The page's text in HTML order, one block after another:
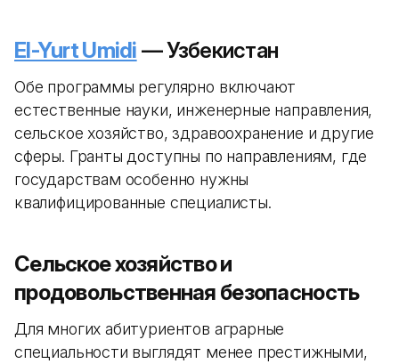
El-Yurt Umidi — Узбекистан
Обе программы регулярно включают
естественные науки, инженерные направления,
сельское хозяйство, здравоохранение и другие
сферы. Гранты доступны по направлениям, где
государствам особенно нужны
квалифицированные специалисты.
Сельское хозяйство и
продовольственная безопасность
Для многих абитуриентов аграрные
специальности выглядят менее престижными,